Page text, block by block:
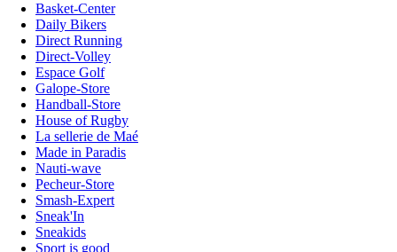
Basket-Center
Daily Bikers
Direct Running
Direct-Volley
Espace Golf
Galope-Store
Handball-Store
House of Rugby
La sellerie de Maé
Made in Paradis
Nauti-wave
Pecheur-Store
Smash-Expert
Sneak'In
Sneakids
Sport is good